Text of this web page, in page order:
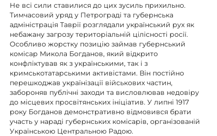
Не всі сили ставилися до цих зусиль прихильно.
Тимчасовий уряд у Петрограді та губернська
адміністрація Таврії розглядали український рух як
небажану загрозу територіальній цілісності росії.
Особливо жорстку позицію займав губернський
комісар Микола Богданов, який відкрито
конфліктував як з українськими, так і з
кримськотатарськими активістами. Він постійно
перешкоджав українізації військових частин,
забороняв публічні заходи та висловлював недовіру
до місцевих просвітянських ініціатив. У липні 1917
року Богданов демонстративно відмовився брати
участь у нараді губернських комісарів, організованій
Українською Центральною Радою.